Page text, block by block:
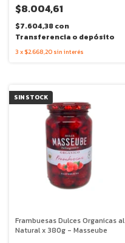
$8.004,61
$7.604,38con
Transferencia o depósito
3 x $2.668,20 sin interés
SIN STOCK
Frambuesas Dulces Organicas al
Natural x 380g - Masseube